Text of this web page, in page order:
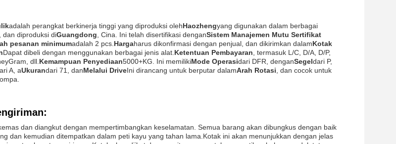
adalah perangkat berkinerja tinggi yang diproduksi olehHaozhengyang digunakan dalam berbagai
, dan diproduksi diGuangdong , Cina. Ini telah disertifikasi denganSistem Manajemen Mutu Sertifikat
pesanan minimumadalah 2 pcs. Hargaharus dikonfirmasi dengan penjual, dan dikirimkan dalamKotak
Dapat dibeli dengan menggunakan berbagai jenis alat. Ketentuan Pembayaran , termasuk L/C, D/A, D/P,
dll. Kemampuan Penyediaan5000+KG. Ini memilikiMode Operasidari DFR, denganSegeldari P,
A, aUkurandari 71, danMelalui DriveIni dirancang untuk berputar dalamArah Rotasi , dan cocok untuk
dan diangkut dengan mempertimbangkan keselamatan. Semua barang akan dibungkus dengan baik
dan kemudian ditempatkan dalam peti kayu yang tahan lama.Kotak ini akan menunjukkan dengan jelas